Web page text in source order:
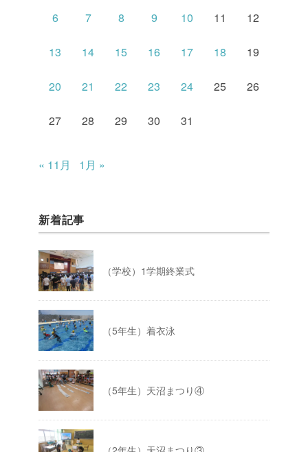
6 7 8 9 10 11 12
13 14 15 16 17 18 19
20 21 22 23 24 25 26
27 28 29 30 31
« 11月 1月 »
新着記事
（学校）1学期終業式
（5年生）着衣泳
（5年生）天沼まつり④